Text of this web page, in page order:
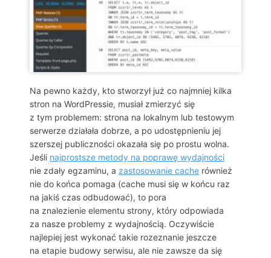
Na pewno każdy, kto stworzył już co najmniej kilka
stron na WordPressie, musiał zmierzyć się
z tym problemem: strona na lokalnym lub testowym
serwerze działała dobrze, a po udostępnieniu jej
szerszej publiczności okazała się po prostu wolna.
Jeśli najprostsze metody na poprawę wydajności
nie zdały egzaminu, a zastosowanie cache również
nie do końca pomaga (cache musi się w końcu raz
na jakiś czas odbudować), to pora
na znalezienie elementu strony, który odpowiada
za nasze problemy z wydajnością. Oczywiście
najlepiej jest wykonać takie rozeznanie jeszcze
na etapie budowy serwisu, ale nie zawsze da się